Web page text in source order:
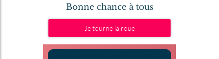
Bonne chance à tous
Je tourne la roue